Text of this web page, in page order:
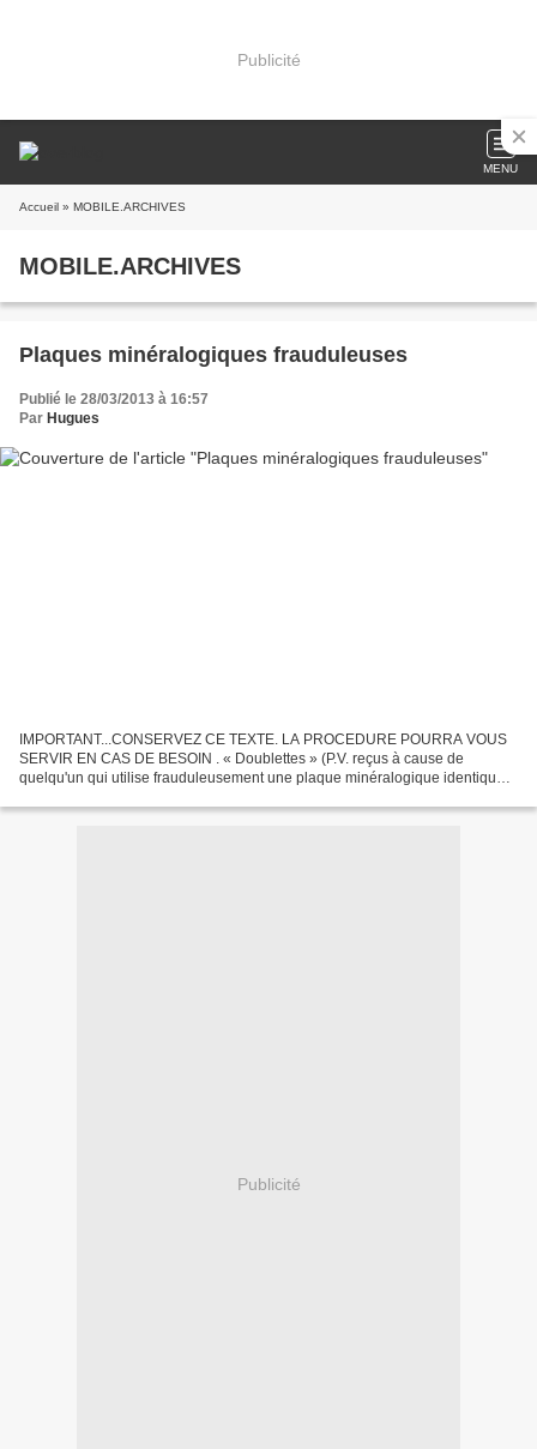
Publicité
MENU
Accueil » MOBILE.ARCHIVES
MOBILE.ARCHIVES
Plaques minéralogiques frauduleuses
Publié le 28/03/2013 à 16:57
Par Hugues
IMPORTANT...CONSERVEZ CE TEXTE. LA PROCEDURE POURRA VOUS
SERVIR EN CAS DE BESOIN . « Doublettes » (P.V. reçus à cause de
quelqu'un qui utilise frauduleusement une plaque minéralogique identique à
Publicité